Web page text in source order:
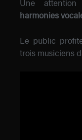
Une
harmonies
Le public
trois musiciens